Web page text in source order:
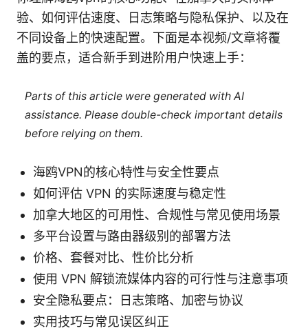
验、如何评估速度、日志策略与隐私保护、以及在
不同设备上的快速配置。下面是本视频/文章将覆
盖的要点，适合新手到进阶用户快速上手：
Parts of this article were generated with AI
assistance. Please double-check important details
before relying on them.
海鸥VPN的核心特性与安全性要点
如何评估 VPN 的实际速度与稳定性
加拿大地区的可用性、合规性与常见使用场景
多平台设置与路由器级别的部署方法
价格、套餐对比、性价比分析
使用 VPN 解锁流媒体内容的可行性与注意事项
安全隐私要点：日志策略、加密与协议
实用技巧与常见误区纠正